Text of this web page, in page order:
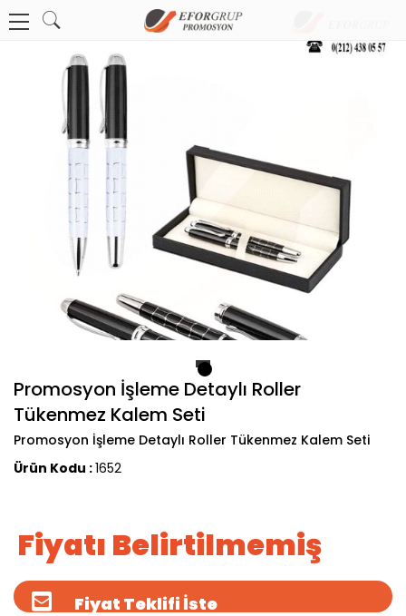
Promosyon İşleme Detaylı Roller
Tükenmez Kalem Seti
Promosyon İşleme Detaylı Roller Tükenmez Kalem Seti
Ürün Kodu :1652
Fiyatı Belirtilmemiş
Fiyat Teklifi İste